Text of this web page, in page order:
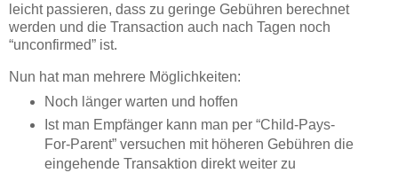
leicht passieren, dass zu geringe Gebühren berechnet
werden und die Transaction auch nach Tagen noch
“unconfirmed” ist.
Nun hat man mehrere Möglichkeiten:
Noch länger warten und hoffen
Ist man Empfänger kann man per “Child-Pays-
For-Parent” versuchen mit höheren Gebühren die
eingehende Transaktion direkt weiter zu